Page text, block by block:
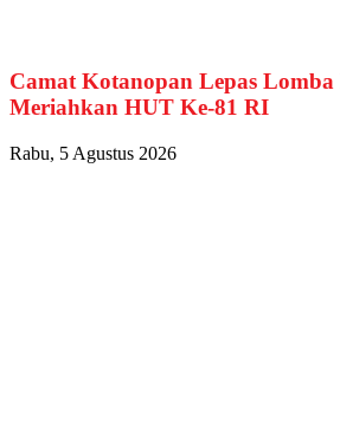
Camat Kotanopan Lepas
Meriahkan HUT Ke-81 RI
Rabu, 5 Agustus 2026